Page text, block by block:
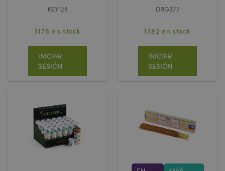
KEY128
3176 en stock
INICIAR
SESIÓN
DRG377
1392 en stock
INICIAR
SESIÓN